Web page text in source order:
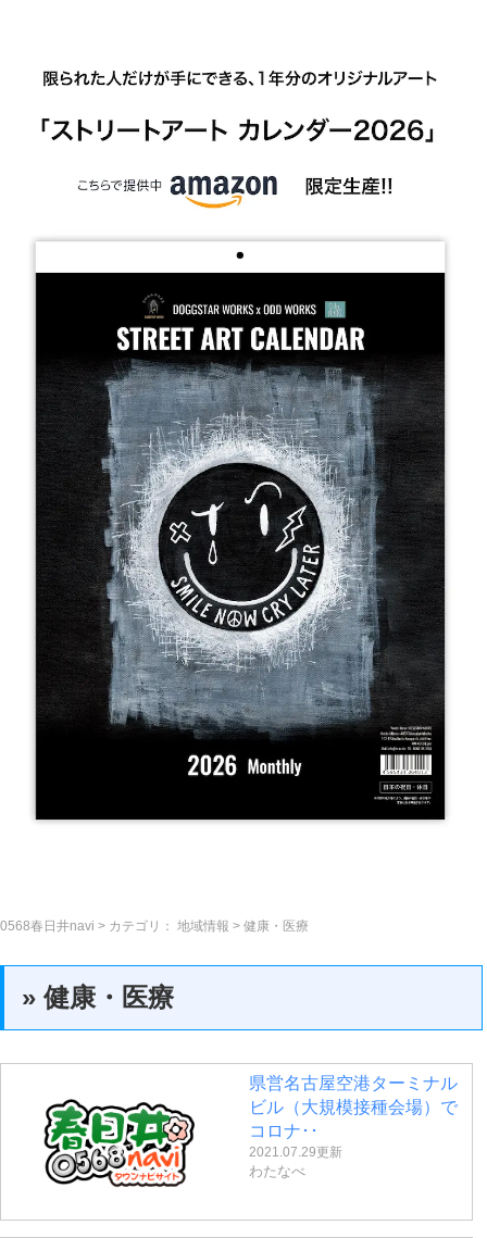
0568春日井navi > カテゴリ： 地域情報 > 健康・医療
» 健康・医療
県営名古屋空港ターミナル
ビル（大規模接種会場）で
コロナ･･
2021.07.29更新
わたなべ